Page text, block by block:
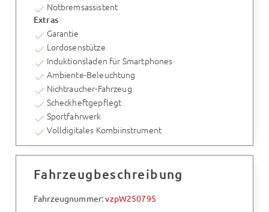
Notbremsassistent
Extras
Garantie
Lordosenstütze
Induktionsladen für Smartphones
Ambiente-Beleuchtung
Nichtraucher-Fahrzeug
Scheckheftgepflegt
Sportfahrwerk
Volldigitales Kombiinstrument
Fahrzeugbeschreibung
Fahrzeugnummer:vzpW250795